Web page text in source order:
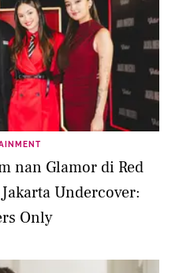
nan Glamor di Red
Undercover:
Only